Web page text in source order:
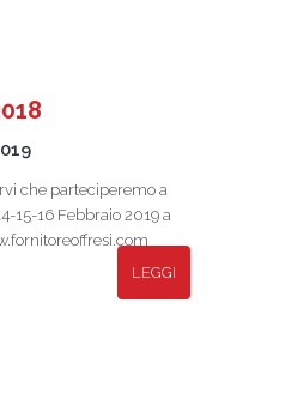
che parteciperemo a
15-16 Febbraio 2019 a
LEGGI